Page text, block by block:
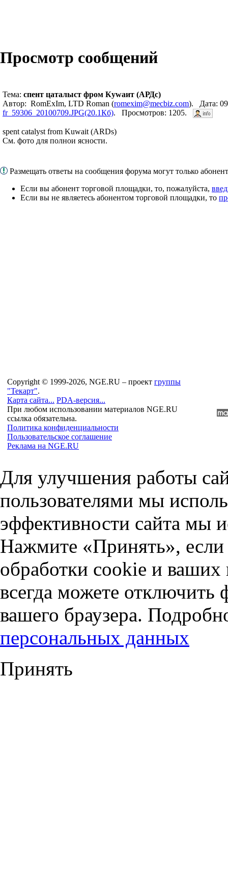
Просмотр сообщений
Тема: спент цаталыст фром Куwаит (АРДс)
Автор: RomExIm, LTD Roman (romexim@mecbiz.com). Дата:
fr_59306_20100709.JPG(20.1Кб). Просмотров: 1205.
spent catalyst from Kuwait (ARDs)
См. фото для полнои ясности.
Размещать ответы на сообщения форума могут только
Если вы абонент торговой площадки, то, пожалуйста,
Если вы не являетесь абонентом торговой площадки, то
Copyright © 1999-2026, NGE.RU – проект группы
"Текарт".
Карта сайта... PDA-версия...
При любом использовании материалов NGE.RU
ссылка обязательна.
Политика конфиденциальности
Пользовательское соглашение
Реклама на NGE.RU
Для улучшения работы
пользователями мы
эффективности сайта мы
Нажмите «Принять», если
обработки cookie и
всегда можете отключить
вашего браузера.
персональных данных
Принять